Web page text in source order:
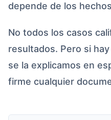
depende de los
No todos los casos
resultados. Pero si
se la explicamos en
firme cualquier